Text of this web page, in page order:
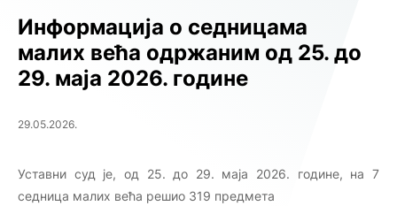
Информација о седницама
малих већа одржаним од 25. до
29. маја 2026. године
29.05.2026.
Уставни суд је, од 25. до 29. маја 2026. године, на 7
седницa малих већа решио 319 предмета